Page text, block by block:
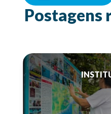
Postagens